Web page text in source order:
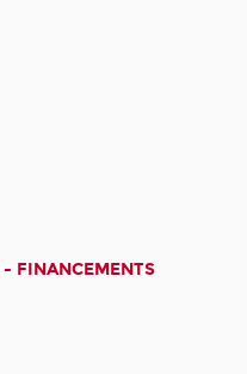
- FINANCEMENTS